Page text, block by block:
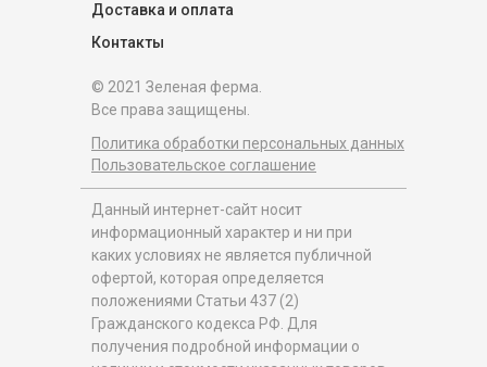
© 2021 Зеленая ферма.
Все права защищены.
Данный интернет-сайт носит
информационный характер и ни при
каких условиях не является публичной
офертой, которая определяется
положениями Статьи 437 (2)
Гражданского кодекса РФ. Для
получения подробной информации о
Политика обработки персональных данных
Пользовательское соглашение
Доставка и оплата
Контакты